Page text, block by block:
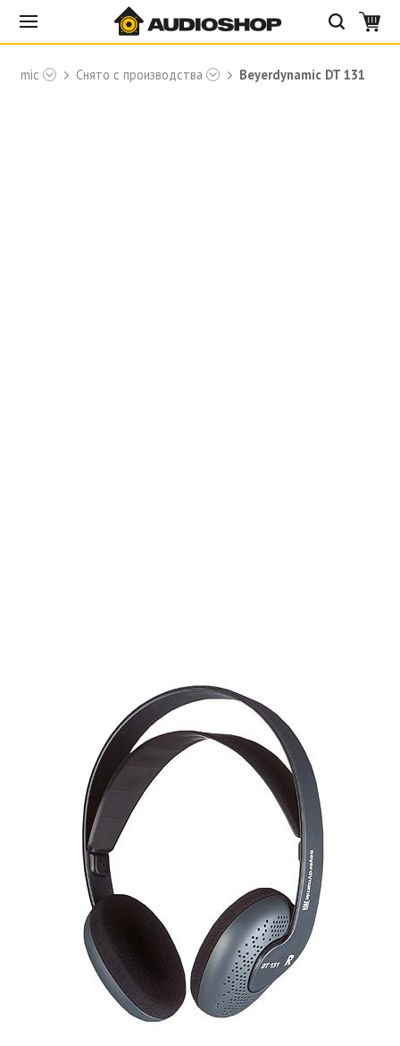
Снято с производства Beyerdynamic DT 131